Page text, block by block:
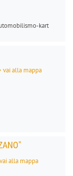
kart
vai alla mappa
alla mappa